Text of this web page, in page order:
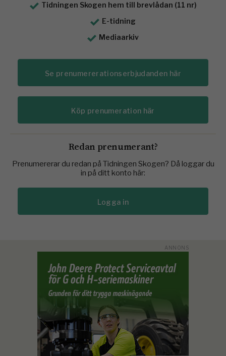
Tidningen Skogen hem till brevlådan (11 nr)
E-tidning
Mediaarkiv
Se prenumererationserbjudanden här
Köp prenumeration här
Redan prenumerant?
Prenumererar du redan på Tidningen Skogen? Då loggar du
in på ditt konto här:
Logga in